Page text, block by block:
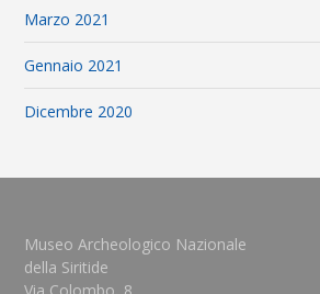
Marzo 2021
Gennaio 2021
Dicembre 2020
Museo Archeologico Nazionale
della Siritide